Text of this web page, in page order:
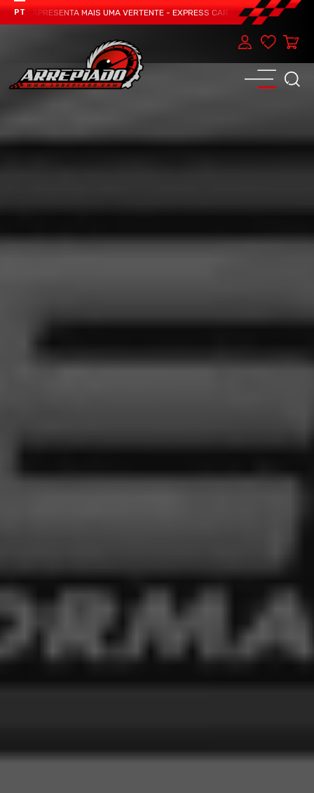
PT
APRESENTA MAIS UMA VERTENTE - EXPRESS CAR SERVICE, MANUTENÇÃO